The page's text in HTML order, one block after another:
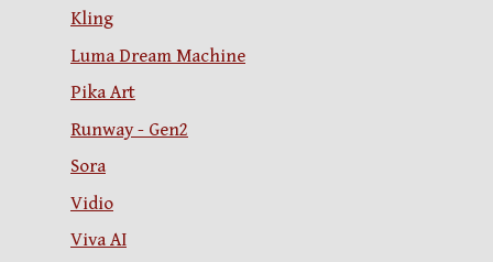
Kling
Luma Dream Machine
Pika Art
Runway - Gen2
Sora
Vidio
Viva AI